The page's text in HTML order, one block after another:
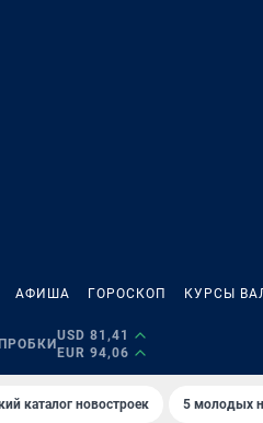
АФИША ГОРОСКОП КУРСЫ
USD 81,41
EUR 94,06
каталог новостроек 5 молодых